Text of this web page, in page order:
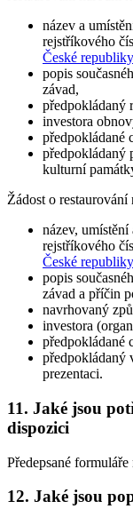
název a
rejstříkového
České republiky
popis
závad,
předpokládaný
investora
předpokládané
předpokládaný
kulturní
Žádost o
název,
rejstříkového
České republiky
popis
závad a příčin
navrhovaný
investora
předpokládané
předpokládaný
prezentaci.
11. Jaké jsou
dispozici
Předepsané
12. Jaké jsou